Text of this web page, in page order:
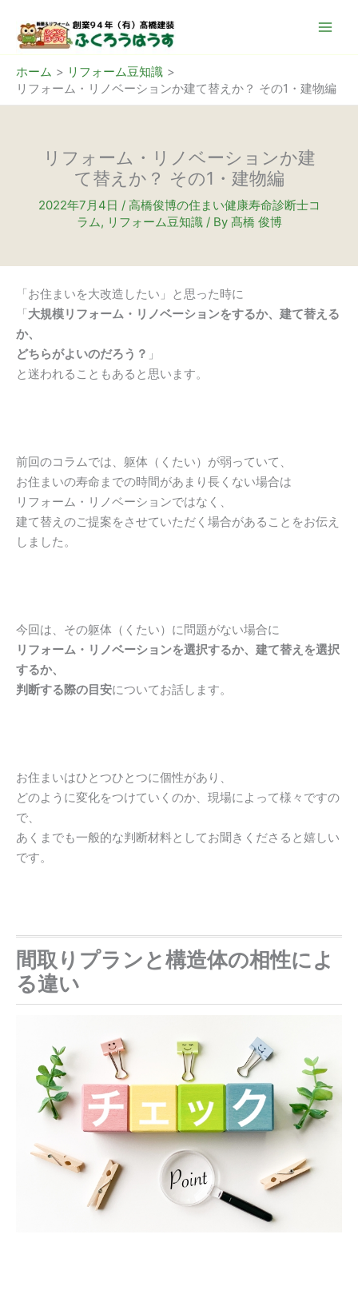
ッ
ホーム
リフォーム豆知識
リフォーム・リノベーションか建て替えか？ その1・建物編
リフォーム・リノベーションか建
て替えか？ その1・建物編
2022年7月4日 / 高橋俊博の住まい健康寿命診断士コ
ラム, リフォーム豆知識/ By 髙橋 俊博
「お住まいを大改造したい」と思った時に
「大規模リフォーム・リノベーションをするか、建て替える
か、
どちらがよいのだろう？ 」
と迷われることもあると思います。
前回のコラムでは、躯体（くたい）が弱っていて、
お住まいの寿命までの時間があまり長くない場合は
リフォーム・リノベーションではなく、
建て替えのご提案をさせていただく場合があることをお伝え
しました。
今回は、その躯体（くたい）に問題がない場合に
リフォーム・リノベーションを選択するか、建て替えを選択
するか、
判断する際の目安についてお話します。
お住まいはひとつひとつに個性があり、
どのように変化をつけていくのか、現場によって様々ですの
で、
あくまでも一般的な判断材料としてお聞きくださると嬉しい
です。
間取りプランと構造体の相性によ
る違い